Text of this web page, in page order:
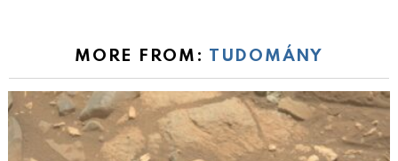
MORE FROM: TUDOMÁNY